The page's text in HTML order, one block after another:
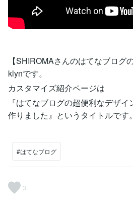
【SHIROMAさんのはてなブログ
klynです。
カスタマイズ紹介ページは
『はてなブログの超便利なデザ
作りました』というタイトルです。
#はてなブログ
3